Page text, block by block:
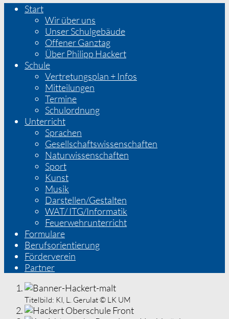
Start
Wir über uns
Unser Schulgebäude
Offener Ganztag
Über Philipp Hackert
Schule
Vertretungsplan + Infos
Mitteilungen
Termine
Schulordnung
Unterricht
Sprachen
Gesellschaftswissenschaften
Naturwissenschaften
Sport
Kunst
Musik
Darstellen/Gestalten
WAT/ ITG/Informatik
Feuerwehrunterricht
Formulare
Berufsorientierung
Förderverein
Partner
Titelbild: KI, L. Gerulat © LK UM